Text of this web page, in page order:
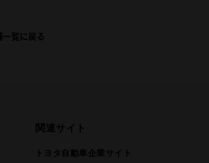
覧に戻る
関連サイト
トヨタ自動車企業サイト